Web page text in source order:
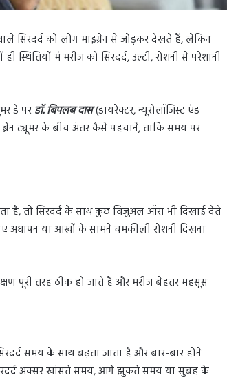
सिरदर्द को लोग माइग्रेन से जोड़कर देखते हैं, लेकिन
मं मरीज को सिरदर्द, उल्टी, रोशनी से परेशानी
डे पर डॉ. बिपलब दास(डायरेक्टर, न्यूरोलॉजिस्ट एंड
ब्रेन ट्यूमर के बीच अंतर कैसे पहचानें, ताकि समय पर
है, तो सिरदर्द के साथ कुछ विजुअल ऑरा भी दिखाई देते
अंधापन या आंखों के सामने चमकीली रोशनी दिखना
पूरी तरह ठीक हो जाते हैं और मरीज बेहतर महसूस
समय के साथ बढ़ता जाता है और बार-बार होने
अक्सर खांसते समय, आगे झुकते समय या सुबह के